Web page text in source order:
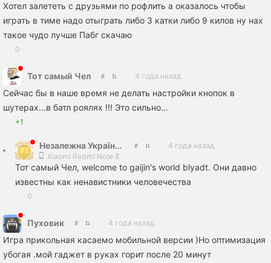
Хотел залететь с друзьями по рофлить а оказалось чтобы
играть в тиме надо отыграть либо 3 катки либо 9 килов ну нах
такое чудо лучше Пабг скачаю
0
Тот самый Чел 4 года назад
Сейчас бы в наше время не делать настройки кнопок в
шутерах...в батл роялях !!! Это сильно...
+1
Незалежна Українська Преса: ПРОСВІТА
4 года назад
Xiaomi Redmi Note 8
Тот самый Чел, welcome to gaijin's world blyadt. Они давно
известны как ненавистники человечества
0
Пуховик 4 года назад
Игра прикольная касаемо мобильной версии )Но оптимизация
убогая .мой гаджет в руках горит после 20 минут